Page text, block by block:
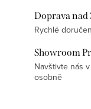
Doprava nad
Rychlé
Showroom
Navštivte nás
osobně